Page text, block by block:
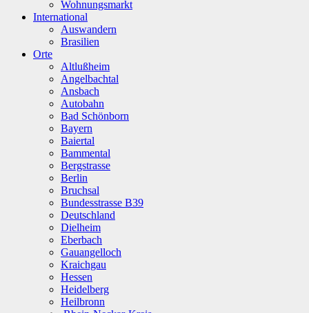
Wohnungsmarkt
International
Auswandern
Brasilien
Orte
Altlußheim
Angelbachtal
Ansbach
Autobahn
Bad Schönborn
Bayern
Baiertal
Bammental
Bergstrasse
Berlin
Bruchsal
Bundesstrasse B39
Deutschland
Dielheim
Eberbach
Gauangelloch
Kraichgau
Hessen
Heidelberg
Heilbronn